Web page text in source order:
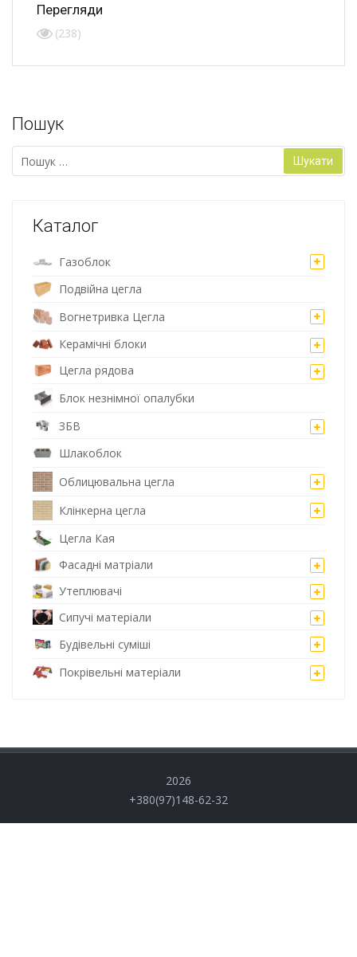
Перегляди
(238)
Пошук
Пошук:
Каталог
Газоблок
Подвійна цегла
Вогнетривка Цегла
Керамічні блоки
Цегла рядова
Блок незнімної опалубки
ЗБВ
Шлакоблок
Облицювальна цегла
Клінкерна цегла
Цегла Кая
Фасадні матріали
Утеплювачі
Сипучі матеріали
Будівельні суміші
Покрівельні матеріали
2026
+380(97)148-62-32